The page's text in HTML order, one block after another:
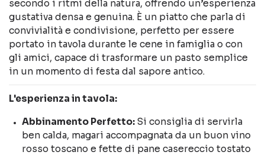
secondo i ritmi della natura, offrendo un’esperienza
gustativa densa e genuina. È un piatto che parla di
convivialità e condivisione, perfetto per essere
portato in tavola durante le cene in famiglia o con
gli amici, capace di trasformare un pasto semplice
in un momento di festa dal sapore antico.
L'esperienza in tavola:
Abbinamento Perfetto: Si consiglia di servirla
ben calda, magari accompagnata da un buon vino
rosso toscano e fette di pane casereccio tostato